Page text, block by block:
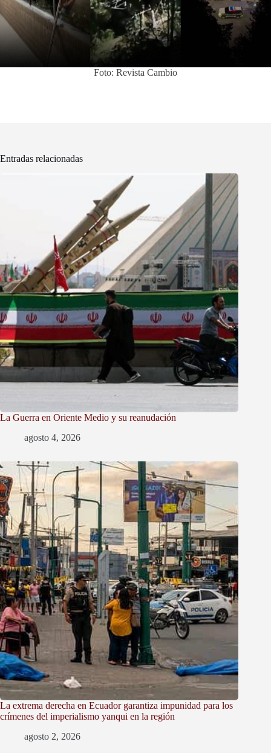
Foto: Revista Cambio
Entradas relacionadas
La Guerra en Oriente Medio y su reanudación
agosto 4, 2026
La extrema derecha en Ecuador garantiza impunidad para los
crímenes del imperialismo yanqui en la región
agosto 2, 2026